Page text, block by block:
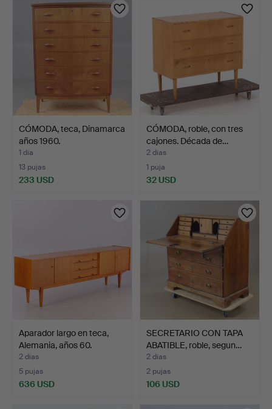
CÓMODA, teca, Dinamarca
años 1960.
1 día
13 pujas
233 USD
CÓMODA, roble, con tres
cajones. Década de…
2 días
1 puja
32 USD
Aparador largo en teca,
Alemania, años 60.
2 días
5 pujas
636 USD
SECRETARIO CON TAPA
ABATIBLE, roble, segun…
2 días
2 pujas
106 USD